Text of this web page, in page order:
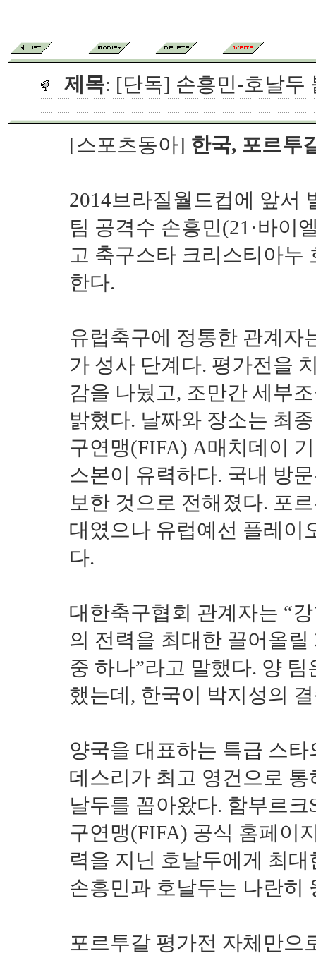
제목: [단독] 손흥민-호날두
[스포츠동아] 한국, 포르투
2014브라질월드컵에 앞서
팀 공격수 손흥민(21·바이
고 축구스타 크리스티아누
한다.
유럽축구에 정통한 관계자
가 성사 단계다. 평가전을
감을 나눴고, 조만간 세부
밝혔다. 날짜와 장소는 최
구연맹(FIFA) A매치데이
스본이 유력하다. 국내 방
보한 것으로 전해졌다. 포
대였으나 유럽예선 플레이
다.
대한축구협회 관계자는 “
의 전력을 최대한 끌어올
중 하나”라고 말했다. 양
했는데, 한국이 박지성의
양국을 대표하는 특급 스
데스리가 최고 영건으로
날두를 꼽아왔다. 함부르
구연맹(FIFA) 공식 홈페이
력을 지닌 호날두에게 최
손흥민과 호날두는 나란히
포르투갈 평가전 자체만으